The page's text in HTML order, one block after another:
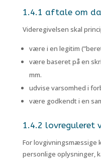
1.4.1 aftale om
Videregivelsen skal
være i en legitim
være baseret på en
mm.
udvise varsomhed i
være godkendt i en
1.4.2 lovreguleret
For lovgivningsmæssige
personlige oplysninger,